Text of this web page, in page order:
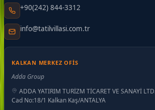
+90(242) 844-3312
info@tatilvillasi.com.tr
KALKAN MERKEZ OFIS
Adda Group
ADDA YATIRIM TURİZM TİCARET VE SANAYİ
Cad No:18/1 Kalkan Kaş/ANTALYA